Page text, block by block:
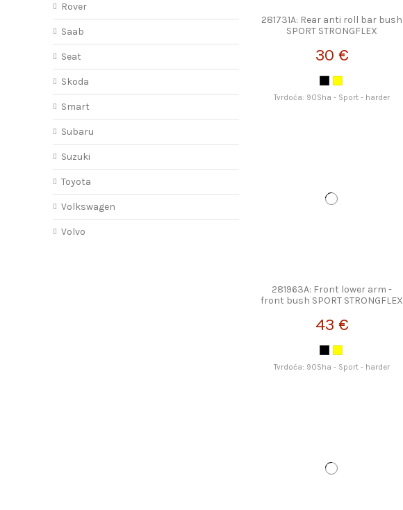
281731A: Rear anti roll bar bush
SPORT STRONGFLEX
30 €
Tvrdoća: 90Sha - Sport - harder
281963A: Front lower arm -
front bush SPORT STRONGFLEX
43 €
Tvrdoća: 90Sha - Sport - harder
Rover
Saab
Seat
Skoda
Smart
Subaru
Suzuki
Toyota
Volkswagen
Volvo